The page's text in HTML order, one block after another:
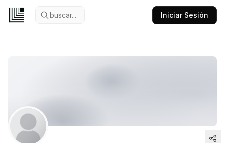
buscar... Iniciar Sesión